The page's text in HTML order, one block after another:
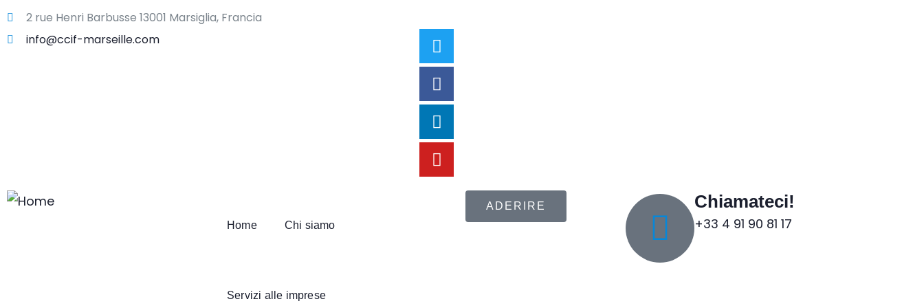
2 rue Henri Barbusse 13001 Marsiglia, Francia
info@ccif-marseille.com
Home Chi siamo
Servizi alle imprese
ADERIRE Chiamateci!
+33 4 91 90 81 17